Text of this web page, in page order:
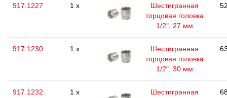
917.1227 1 x
Шестигранная
торцовая головка
1/2", 27 мм
917.1230 1 x
Шестигранная
торцовая головка
1/2", 30 мм
917.1232 1 x
Шестигранная